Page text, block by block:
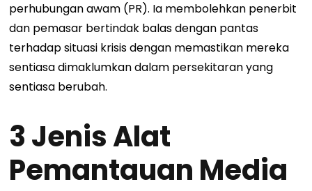
perhubungan awam (PR). Ia membolehkan penerbit
dan pemasar bertindak balas dengan pantas
terhadap situasi krisis dengan memastikan mereka
sentiasa dimaklumkan dalam persekitaran yang
sentiasa berubah.
3 Jenis Alat
Pemantauan Media